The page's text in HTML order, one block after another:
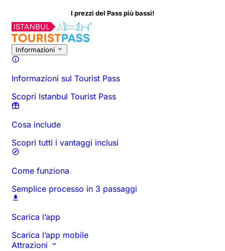
I prezzi del Pass più bassi!
Informazioni
Informazioni sul Tourist Pass
Scopri Istanbul Tourist Pass
Cosa include
Scopri tutti i vantaggi inclusi
Come funziona
Semplice processo in 3 passaggi
Scarica l’app
Scarica l’app mobile
Attrazioni
Informazioni sull'Attività Panoramica Orari e Durata